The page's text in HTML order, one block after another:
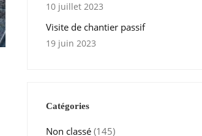
10 juillet 2023
Visite de chantier passif
19 juin 2023
Catégories
Non classé (145)